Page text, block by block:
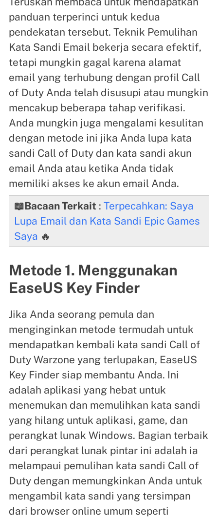
panduan terperinci untuk kedua
pendekatan tersebut. Teknik Pemulihan
Kata Sandi Email bekerja secara efektif,
tetapi mungkin gagal karena alamat
email yang terhubung dengan profil Call
of Duty Anda telah disusupi atau mungkin
mencakup beberapa tahap verifikasi.
Anda mungkin juga mengalami kesulitan
dengan metode ini jika Anda lupa kata
sandi Call of Duty dan kata sandi akun
email Anda atau ketika Anda tidak
memiliki akses ke akun email Anda.
📖Bacaan Terkait : Terpecahkan: Saya
Lupa Email dan Kata Sandi Epic Games
Saya 🔥
Metode 1. Menggunakan
EaseUS Key Finder
Jika Anda seorang pemula dan
menginginkan metode termudah untuk
mendapatkan kembali kata sandi Call of
Duty Warzone yang terlupakan, EaseUS
Key Finder siap membantu Anda. Ini
adalah aplikasi yang hebat untuk
menemukan dan memulihkan kata sandi
yang hilang untuk aplikasi, game, dan
perangkat lunak Windows. Bagian terbaik
dari perangkat lunak pintar ini adalah ia
melampaui pemulihan kata sandi Call of
Duty dengan memungkinkan Anda untuk
mengambil kata sandi yang tersimpan
dari browser online umum seperti